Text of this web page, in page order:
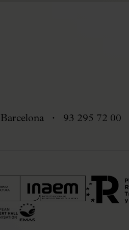
Barcelona 93 295 72 00